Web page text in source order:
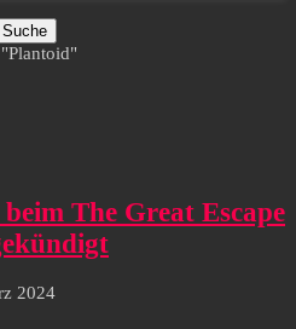
Suche
The Great Escape
2024